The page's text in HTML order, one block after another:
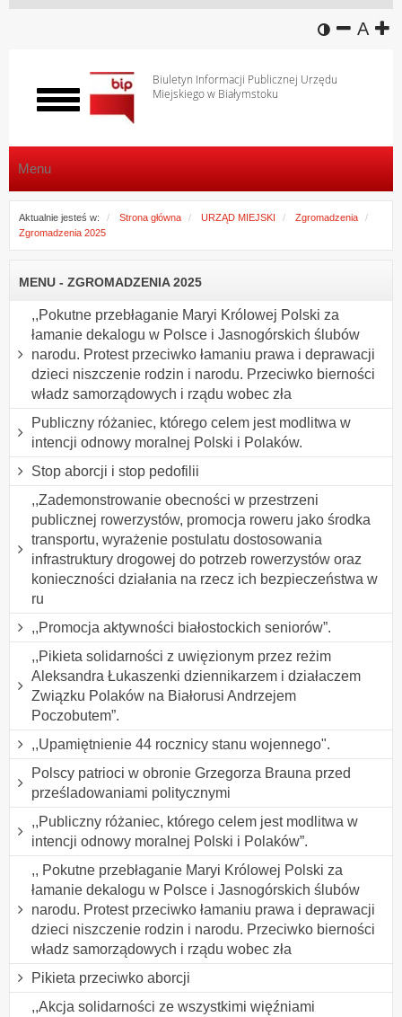
wersja
A
Biuletyn Informacji Publicznej Urzędu
Miejskiego w Białymstoku
Włącz
menu
Menu
Aktualnie jesteś w: Strona główna URZĄD MIEJSKI
Zgromadzenia
Zgromadzenia 2025
MENU - ZGROMADZENIA 2025
,,Pokutne przebłaganie Maryi Królowej Polski za
łamanie dekalogu w Polsce i Jasnogórskich ślubów
narodu. Protest przeciwko łamaniu prawa i deprawacji
dzieci niszczenie rodzin i narodu. Przeciwko bierności
władz samorządowych i rządu wobec zła
Publiczny różaniec, którego celem jest modlitwa w
intencji odnowy moralnej Polski i Polaków.
Stop aborcji i stop pedofilii
,,Zademonstrowanie obecności w przestrzeni
publicznej rowerzystów, promocja roweru jako środka
transportu, wyrażenie postulatu dostosowania
infrastruktury drogowej do potrzeb rowerzystów oraz
konieczności działania na rzecz ich bezpieczeństwa w
ru
,,Promocja aktywności białostockich seniorów”.
,,Pikieta solidarności z uwięzionym przez reżim
Aleksandra Łukaszenki dziennikarzem i działaczem
Związku Polaków na Białorusi Andrzejem
Poczobutem”.
,,Upamiętnienie 44 rocznicy stanu wojennego".
Polscy patrioci w obronie Grzegorza Brauna przed
prześladowaniami politycznymi
,,Publiczny różaniec, którego celem jest modlitwa w
intencji odnowy moralnej Polski i Polaków”.
,, Pokutne przebłaganie Maryi Królowej Polski za
łamanie dekalogu w Polsce i Jasnogórskich ślubów
narodu. Protest przeciwko łamaniu prawa i deprawacji
dzieci niszczenie rodzin i narodu. Przeciwko bierności
władz samorządowych i rządu wobec zła
Pikieta przeciwko aborcji
,,Akcja solidarności ze wszystkimi więźniami